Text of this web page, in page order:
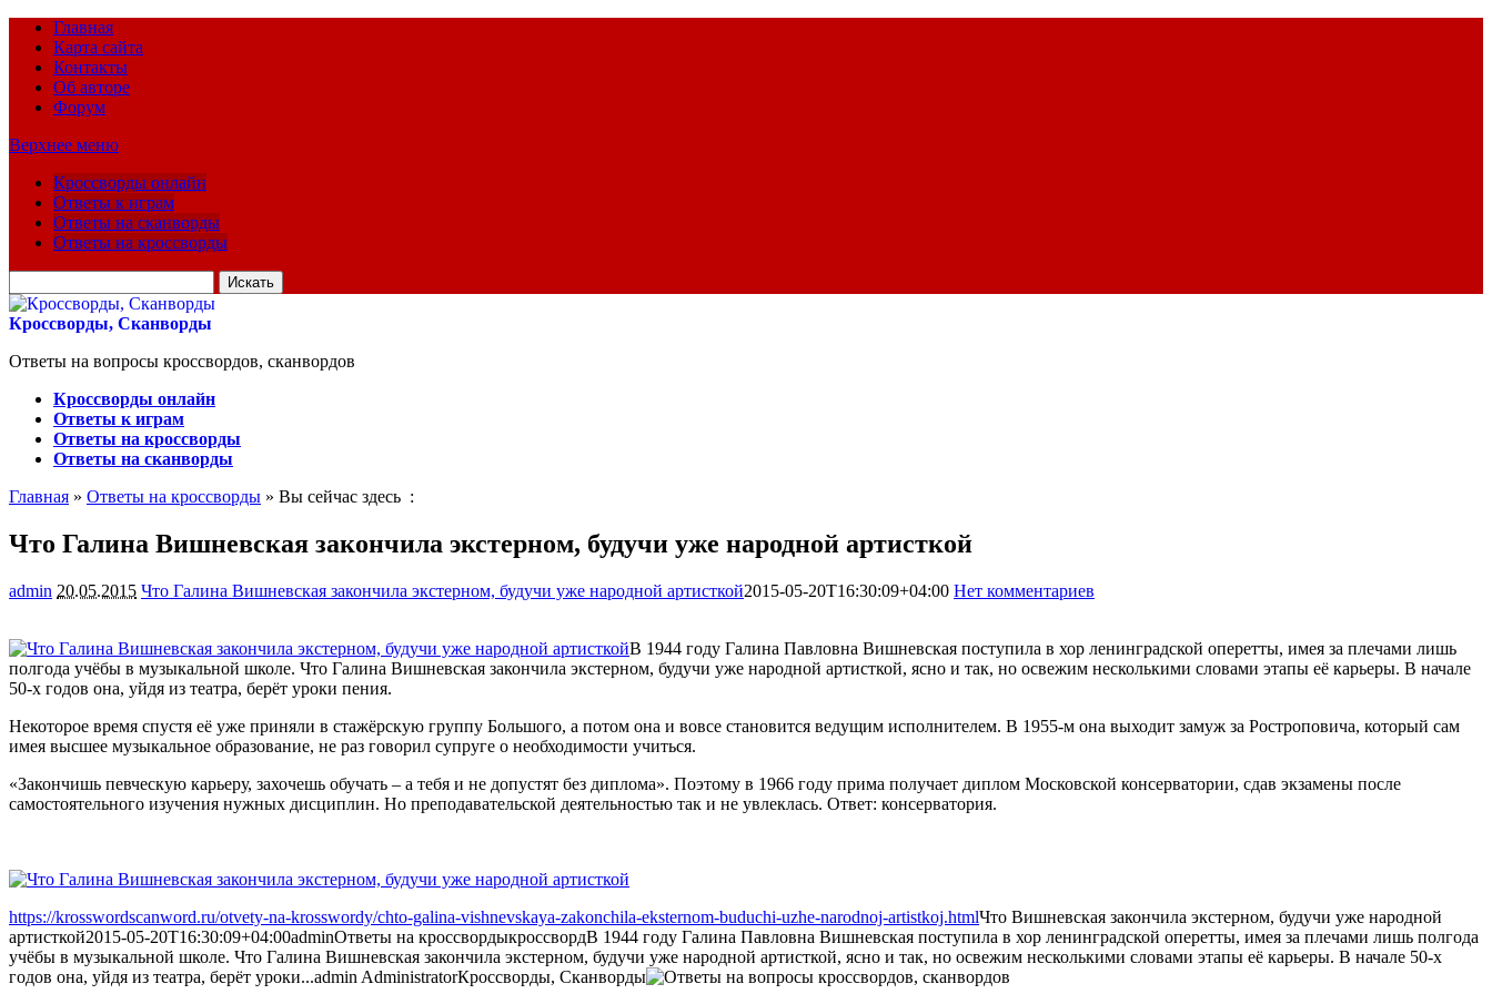
Главная
Карта сайта
Контакты
Об авторе
Форум
Верхнее меню
Кроссворды онлайн
Ответы к играм
Ответы на сканворды
Ответы на кроссворды
для:
Кроссворды, Сканворды
Ответы на вопросы кроссвордов, сканвордов
Кроссворды онлайн
Ответы к играм
Ответы на кроссворды
Ответы на сканворды
Главная » Ответы на кроссворды » Вы сейчас здесь :
Что Галина Вишневская закончила экстерном, будучи уже народной артисткой
admin 20.05.2015 Что Галина Вишневская закончила экстерном, будучи уже народной артисткой2015-05-20T16:30:09+04:00 Нет комментариев
В 1944 году Галина Павловна Вишневская поступила в хор ленинградской оперетты, имея за плечами лишь
полгода учёбы в музыкальной школе. Что Галина Вишневская закончила экстерном, будучи уже народной артисткой, ясно и так, но освежим несколькими словами этапы её карьеры. В начале
50-х годов она, уйдя из театра, берёт уроки пения.
Некоторое время спустя её уже приняли в стажёрскую группу Большого, а потом она и вовсе становится ведущим исполнителем. В 1955-м она выходит замуж за Ростроповича, который сам
имея высшее музыкальное образование, не раз говорил супруге о необходимости учиться.
«Закончишь певческую карьеру, захочешь обучать – а тебя и не допустят без диплома». Поэтому в 1966 году прима получает диплом Московской консерватории, сдав экзамены после
самостоятельного изучения нужных дисциплин. Но преподавательской деятельностью так и не увлеклась. Ответ: консерватория.
https://krosswordscanword.ru/otvety-na-krosswordy/chto-galina-vishnevskaya-zakonchila-eksternom-buduchi-uzhe-narodnoj-artistkoj.htmlЧто Вишневская закончила экстерном, будучи уже народной
артисткой2015-05-20T16:30:09+04:00adminОтветы на кроссвордыкроссвордВ 1944 году Галина Павловна Вишневская поступила в хор ленинградской оперетты, имея за плечами лишь полгода
учёбы в музыкальной школе. Что Галина Вишневская закончила экстерном, будучи уже народной артисткой, ясно и так, но освежим несколькими словами этапы её карьеры. В начале 50-х
годов она, уйдя из театра, берёт уроки...admin AdministratorКроссворды, Сканворды